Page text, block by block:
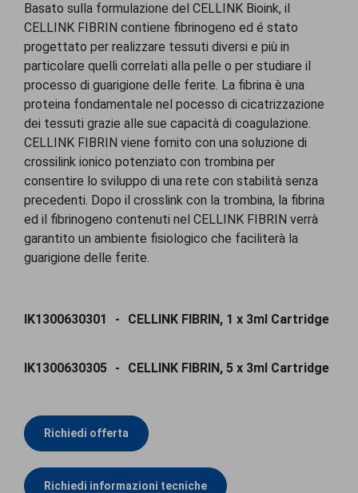
Basato sulla formulazione del CELLINK Bioink, il
CELLINK FIBRIN contiene fibrinogeno ed é stato
progettato per realizzare tessuti diversi e più in
particolare quelli correlati alla pelle o per studiare il
processo di guarigione delle ferite. La fibrina è una
proteina fondamentale nel pocesso di cicatrizzazione
dei tessuti grazie alle sue capacità di coagulazione.
CELLINK FIBRIN viene fornito con una soluzione di
crossilink ionico potenziato con trombina per
consentire lo sviluppo di una rete con stabilità senza
precedenti. Dopo il crosslink con la trombina, la fibrina
ed il fibrinogeno contenuti nel CELLINK FIBRIN verrà
garantito un ambiente fisiologico che faciliterà la
guarigione delle ferite.
IK1300630301 CELLINK FIBRIN, 1 x 3ml Cartridge
IK1300630305 CELLINK FIBRIN, 5 x 3ml Cartridge
Richiedi offerta
Richiedi informazioni tecniche